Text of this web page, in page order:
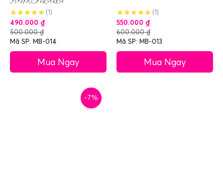
(1)
490.000 ₫
500.000₫
Mã SP: MB-014
Mua Ngay
(1)
550.000 ₫
600.000₫
Mã SP: MB-013
Mua Ngay
-7%